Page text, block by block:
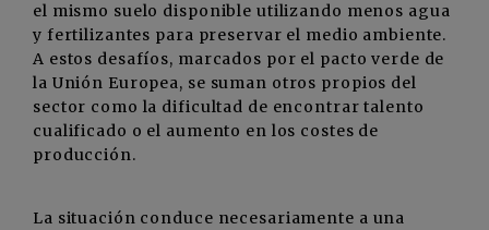
el mismo suelo disponible utilizando menos agua
y fertilizantes para preservar el medio ambiente.
A estos desafíos, marcados por el pacto verde de
la Unión Europea, se suman otros propios del
sector como la dificultad de encontrar talento
cualificado o el aumento en los costes de
producción.
La situación conduce necesariamente a una